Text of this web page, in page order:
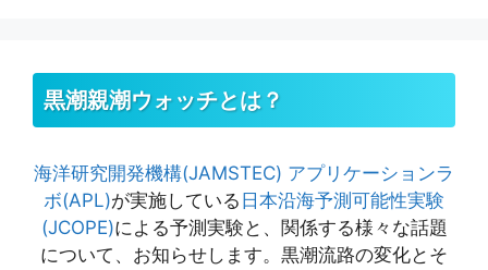
黒潮親潮ウォッチとは？
海洋研究開発機構(JAMSTEC) アプリケーションラ
ボ(APL)が実施している 日本沿海予測可能性実験
(JCOPE)による予測実験と、関係する様々な話題
について、お知らせします。黒潮流路の変化とそ